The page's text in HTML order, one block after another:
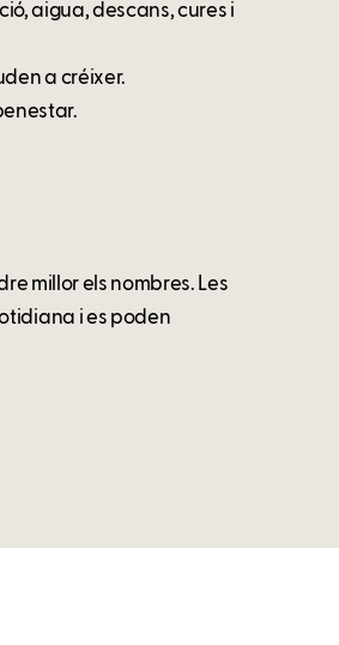
aigua, descans, cures i
a créixer.
millor els nombres. Les
i es poden